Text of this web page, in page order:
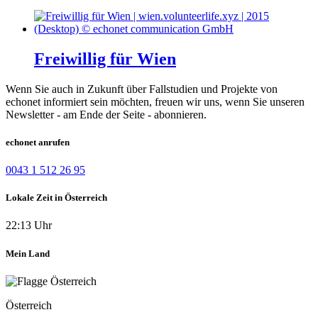
Freiwillig für Wien
Wenn Sie auch in Zukunft über Fallstudien und Projekte von
echonet informiert sein möchten, freuen wir uns, wenn Sie unseren
Newsletter - am Ende der Seite - abonnieren.
echonet anrufen
0043 1 512 26 95
Lokale Zeit in Österreich
22:13 Uhr
Mein Land
Österreich